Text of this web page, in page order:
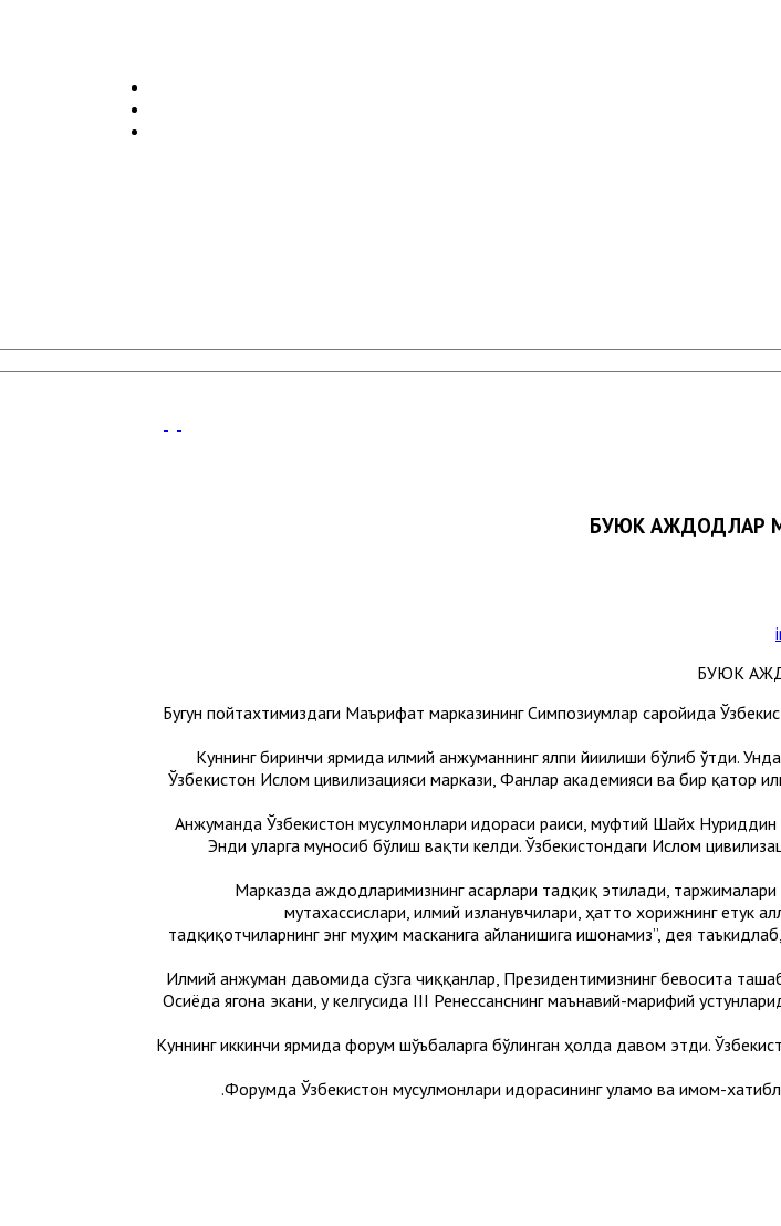
Бугун пойтахтимиздаги Маърифат марказининг Симпозиумлар саройида
Куннинг биринчи ярмида илмий анжуманнинг ялпи йиғилиши бўлиб ўтди.
Ўзбекистон Ислом цивилизацияси маркази, Фанлар академияси ва бир қатор
Анжуманда Ўзбекистон мусулмонлари идораси раиси, муфтий Шайх
Энди уларга муносиб бўлиш вақти келди. Ўзбекистондаги Ислом
Марказда аждодларимизнинг асарлари тадқиқ этилади,
мутахассислари, илмий изланувчилари, ҳатто хорижнинг
тадқиқотчиларнинг энг муҳим масканига айланишига ишонамиз”, дея
Илмий анжуман давомида сўзга чиққанлар, Президентимизнинг бевосита
Осиёда ягона экани, у келгусида III Ренессанснинг маънавий-марифий
Куннинг иккинчи ярмида форум шўъбаларга бўлинган ҳолда давом этди.
Форумда Ўзбекистон мусулмонлари идорасининг уламо ва имом-